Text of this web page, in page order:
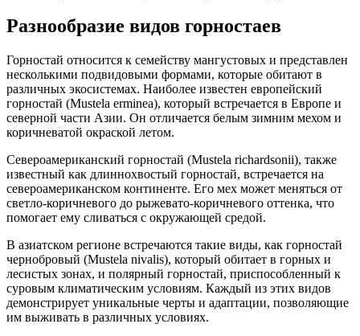
Разнообразие видов горностаев
Горностай относится к семейству мангустовых и представлен
несколькими подвидовыми формами, которые обитают в
различных экосистемах. Наиболее известен европейский
горностай (Mustela erminea), который встречается в Европе и
северной части Азии. Он отличается белым зимним мехом и
коричневатой окраской летом.
Североамериканский горностай (Mustela richardsonii), также
известный как длиннохвостый горностай, встречается на
североамериканском континенте. Его мех может меняться от
светло-коричневого до рыжевато-коричневого оттенка, что
помогает ему сливаться с окружающей средой.
В азиатском регионе встречаются такие виды, как горностай
чернобровый (Mustela nivalis), который обитает в горных и
лесистых зонах, и полярный горностай, приспособленный к
суровым климатическим условиям. Каждый из этих видов
демонстрирует уникальные черты и адаптации, позволяющие
им выживать в различных условиях.